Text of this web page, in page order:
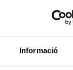
Informació